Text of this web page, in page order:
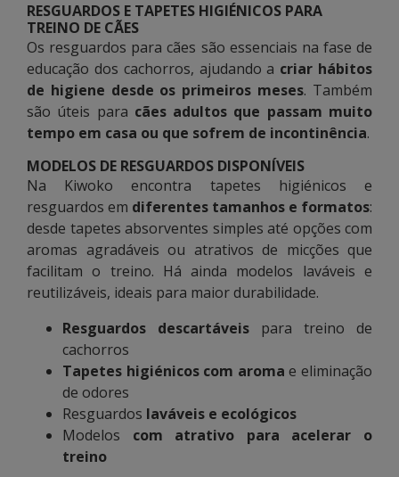
RESGUARDOS E TAPETES HIGIÉNICOS PARA
TREINO DE CÃES
Os resguardos para cães são essenciais na fase de
educação dos cachorros, ajudando a criar hábitos
de higiene desde os primeiros meses. Também
são úteis para cães adultos que passam muito
tempo em casa ou que sofrem de incontinência.
MODELOS DE RESGUARDOS DISPONÍVEIS
Na Kiwoko encontra tapetes higiénicos e
resguardos em diferentes tamanhos e formatos:
desde tapetes absorventes simples até opções com
aromas agradáveis ou atrativos de micções que
facilitam o treino. Há ainda modelos laváveis e
reutilizáveis, ideais para maior durabilidade.
Resguardos descartáveis para treino de
cachorros
Tapetes higiénicos com aroma e eliminação
de odores
Resguardos laváveis e ecológicos
Modelos com atrativo para acelerar o
treino